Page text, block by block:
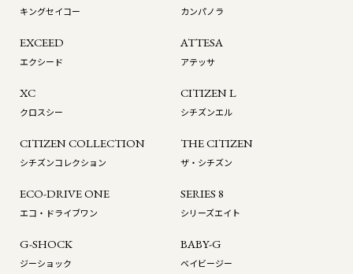
キングセイコー カンパノラ
EXCEED
エクシード
ATTESA
アテッサ
XC
クロスシー
CITIZEN L
シチズンエル
CITIZEN COLLECTION
シチズンコレクション
THE CITIZEN
ザ・シチズン
ECO-DRIVE ONE
エコ・ドライブワン
SERIES 8
シリーズエイト
G-SHOCK
ジーショック
BABY-G
ベイビージー